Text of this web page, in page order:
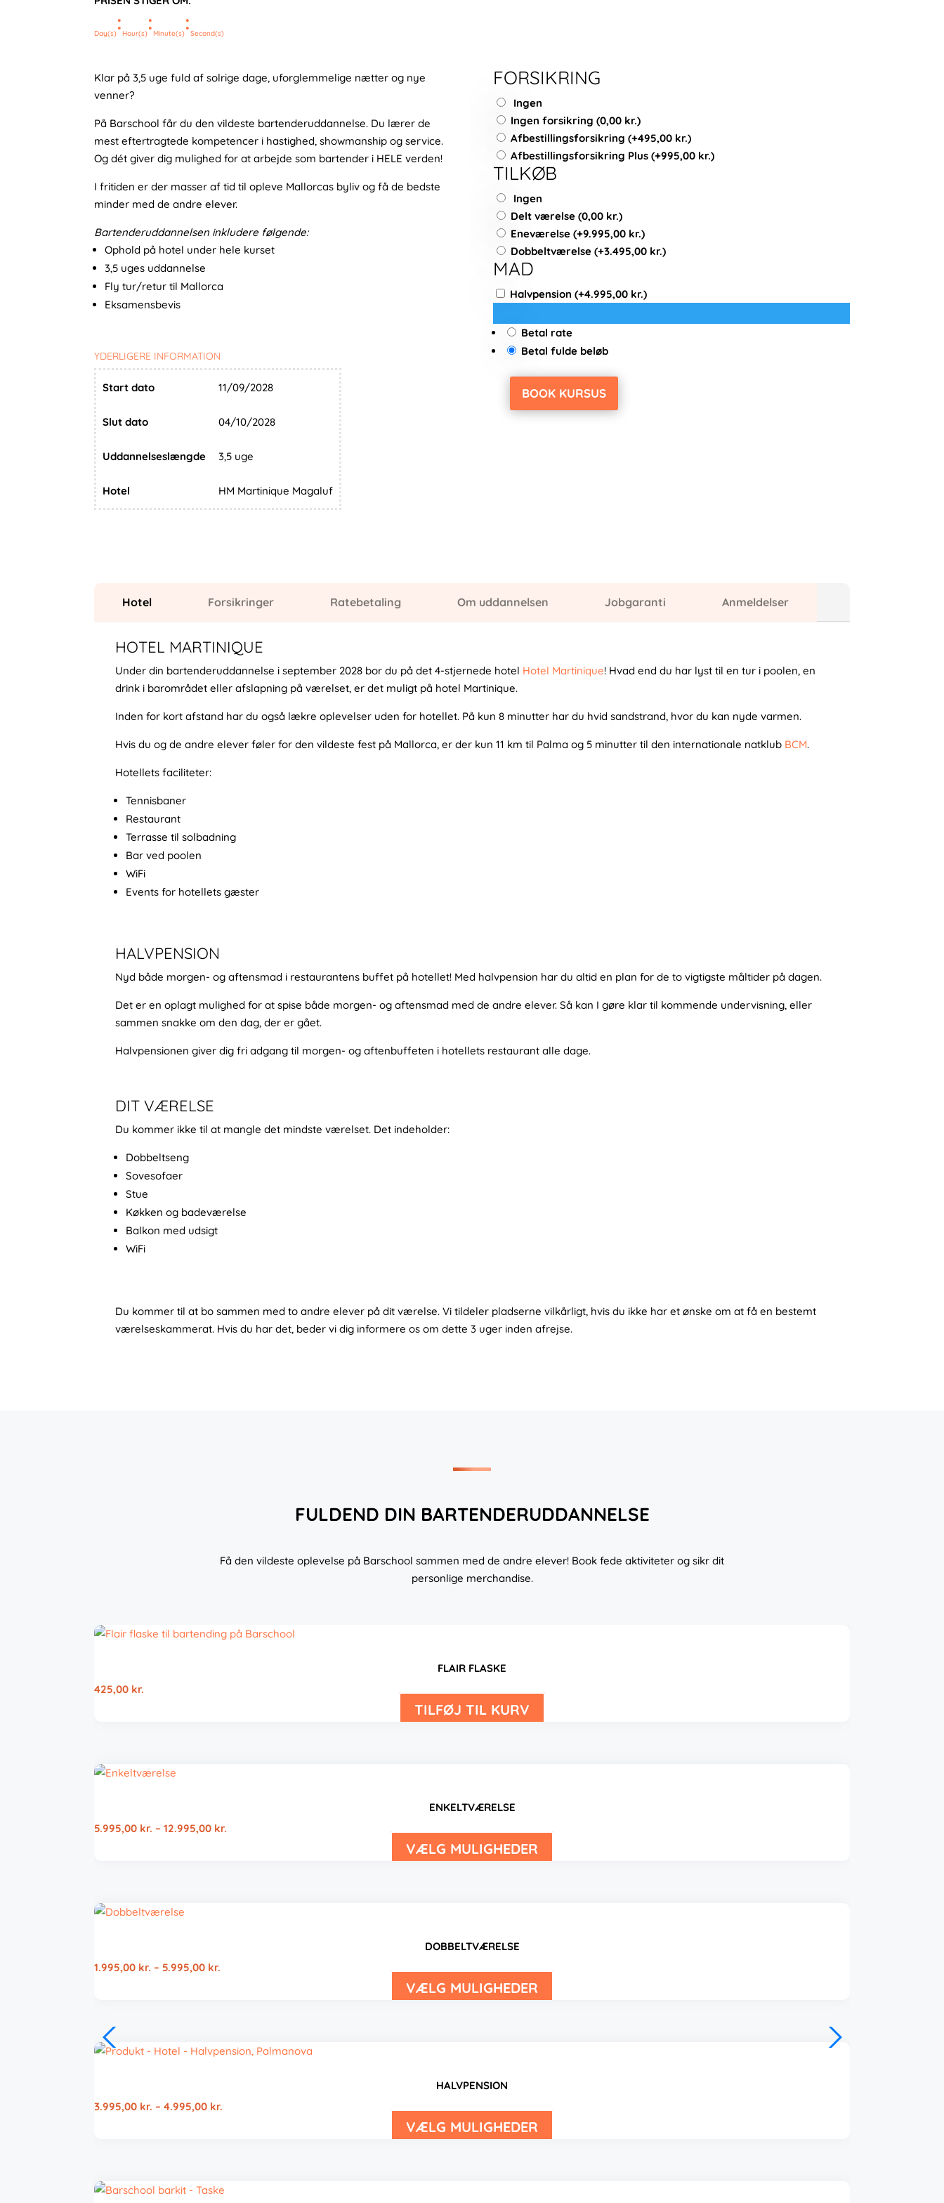
28.995,00 kr..
Day(s):Hour(s):Minute(s):Second(s)
Klar på 3,5 uge fuld af solrige dage, uforglemmelige nætter og nye
venner?
På Barschool får du den vildeste bartenderuddannelse. Du lærer de
mest eftertragtede kompetencer i hastighed, showmanship og service.
Og dét giver dig mulighed for at arbejde som bartender i HELE verden!
I fritiden er der masser af tid til opleve Mallorcas byliv og få de bedste
minder med de andre elever.
Bartenderuddannelsen inkludere følgende:
Ophold på hotel under hele kurset
3,5 uges uddannelse
Fly tur/retur til Mallorca
Eksamensbevis
YDERLIGERE INFORMATION
Start dato 11/09/2028
Slut dato 04/10/2028
Uddannelseslængde 3,5 uge
Hotel HM Martinique Magaluf
FORSIKRING
Ingen
Ingen forsikring (0,00 kr.)
Afbestillingsforsikring (+495,00 kr.)
Afbestillingsforsikring Plus (+995,00 kr.)
TILKØB
Ingen
Delt værelse (0,00 kr.)
Eneværelse (+9.995,00 kr.)
Dobbeltværelse (+3.495,00 kr.)
MAD
Halvpension (+4.995,00 kr.)
Betal rate
Betal fulde beløb
Bartenderuddannelse:
BOOK KURSUS
Hotel Forsikringer Ratebetaling Om uddannelsen Jobgaranti Anmeldelser
HOTEL MARTINIQUE
Under din bartenderuddannelse i september 2028 bor du på det 4-stjernede hotel Hotel Martinique! Hvad end du har lyst til en tur i poolen, en
drink i barområdet eller afslapning på værelset, er det muligt på hotel Martinique.
Inden for kort afstand har du også lækre oplevelser uden for hotellet. På kun 8 minutter har du hvid sandstrand, hvor du kan nyde varmen.
Hvis du og de andre elever føler for den vildeste fest på Mallorca, er der kun 11 km til Palma og 5 minutter til den internationale natklub BCM.
Hotellets faciliteter:
Tennisbaner
Restaurant
Terrasse til solbadning
Bar ved poolen
WiFi
Events for hotellets gæster
HALVPENSION
Nyd både morgen- og aftensmad i restaurantens buffet på hotellet! Med halvpension har du altid en plan for de to vigtigste måltider på dagen.
Det er en oplagt mulighed for at spise både morgen- og aftensmad med de andre elever. Så kan I gøre klar til kommende undervisning, eller
sammen snakke om den dag, der er gået.
Halvpensionen giver dig fri adgang til morgen- og aftenbuffeten i hotellets restaurant alle dage.
DIT VÆRELSE
Du kommer ikke til at mangle det mindste værelset. Det indeholder:
Dobbeltseng
Sovesofaer
Stue
Køkken og badeværelse
Balkon med udsigt
WiFi
Du kommer til at bo sammen med to andre elever på dit værelse. Vi tildeler pladserne vilkårligt, hvis du ikke har et ønske om at få en bestemt
værelseskammerat. Hvis du har det, beder vi dig informere os om dette 3 uger inden afrejse.
FULDEND DIN BARTENDERUDDANNELSE
Få den vildeste oplevelse på Barschool sammen med de andre elever! Book fede aktiviteter og sikr dit
personlige merchandise.
FLAIR FLASKE
425,00 kr.
TILFØJ TIL KURV
ENKELTVÆRELSE
5.995,00 kr. – 12.995,00 kr.
VÆLG MULIGHEDER
DOBBELTVÆRELSE
1.995,00 kr. – 5.995,00 kr.
VÆLG MULIGHEDER
HALVPENSION
3.995,00 kr. – 4.995,00 kr.
VÆLG MULIGHEDER